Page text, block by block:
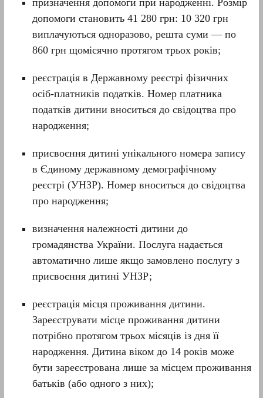
допомоги становить 41 280 грн: 10 320 грн
виплачуються одноразово, решта суми — по
860 грн щомісячно протягом трьох років;
реєстрація в Державному реєстрі фізичних
осіб-платників податків. Номер платника
податків дитини вноситься до свідоцтва про
народження;
присвоєння дитині унікального номера запису
в Єдиному державному демографічному
реєстрі (УНЗР). Номер вноситься до свідоцтва
про народження;
визначення належності дитини до
громадянства України. Послуга надається
автоматично лише якщо замовлено послугу з
присвоєння дитині УНЗР;
реєстрація місця проживання дитини.
Зареєструвати місце проживання дитини
потрібно протягом трьох місяців із дня її
народження. Дитина віком до 14 років може
бути зареєстрована лише за місцем проживання
батьків (або одного з них);